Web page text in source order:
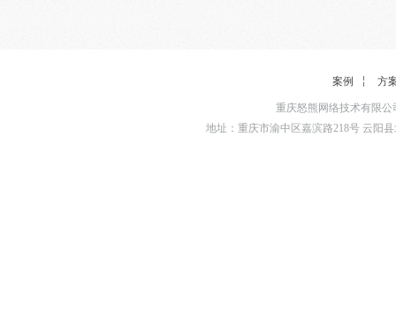
案例 方
重庆怒熊网络技术有限
地址：重庆市渝中区嘉滨路218号 云阳